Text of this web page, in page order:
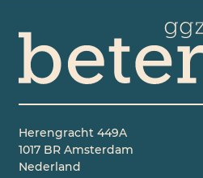
Herengracht 449A
1017 BR Amsterdam
Nederland